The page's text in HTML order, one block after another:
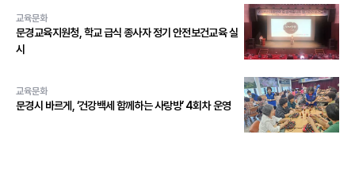
교육문화
문경교육지원청, 학교 급식 종사자 정기 안전보건교육 실
시
교육문화
문경시 바르게, ‘건강백세 함께하는 사랑방’ 4회차 운영